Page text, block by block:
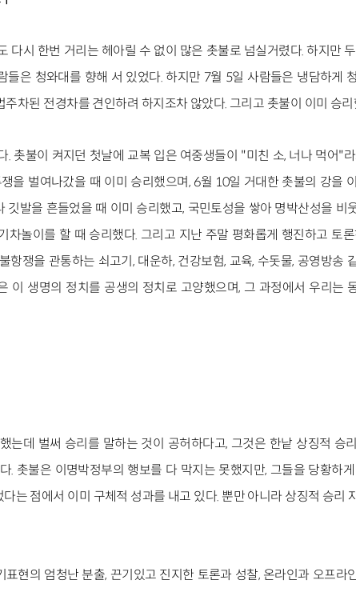
다시 한번 거리는 헤아릴 수 없이 많은 촛불로 넘실거렸다. 하지만
들은 청와대를 향해 서 있었다. 하지만 7월 5일 사람들은 냉담하게
차된 전경차를 견인하려 하지조차 않았다. 그리고 촛불이 이미 승
. 촛불이 켜지던 첫날에 교복 입은 여중생들이 "미친 소, 너나 먹어"
을 벌여나갔을 때 이미 승리했으며, 6월 10일 거대한 촛불의 강을
깃발을 흔들었을 때 이미 승리했고, 국민토성을 쌓아 명박산성을 비
차놀이를 할 때 승리했다. 그리고 지난 주말 평화롭게 행진하고 토
항쟁을 관통하는 쇠고기, 대운하, 건강보험, 교육, 수돗물, 공영방송
이 생명의 정치를 공생의 정치로 고양했으며, 그 과정에서 우리는
는데 벌써 승리를 말하는 것이 공허하다고, 그것은 한낱 상징적 승
. 촛불은 이명박정부의 행보를 다 막지는 못했지만, 그들을 당황하
는 점에서 이미 구체적 성과를 내고 있다. 뿐만 아니라 상징적 승리
표현의 엄청난 분출, 끈기있고 진지한 토론과 성찰, 온라인과 오프라